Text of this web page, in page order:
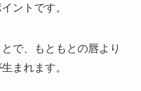
ントです。
で、もともとの唇より
まれます。